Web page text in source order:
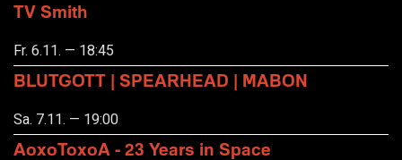
TV Smith
Fr. 6.11. — 18:45
BLUTGOTT | SPEARHEAD | MABON
Sa. 7.11. — 19:00
AoxoToxoA - 23 Years in Space